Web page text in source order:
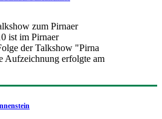
zum Pirnaer
ist im Pirnaer
der Talkshow "Pirna
Aufzeichnung erfolgte am